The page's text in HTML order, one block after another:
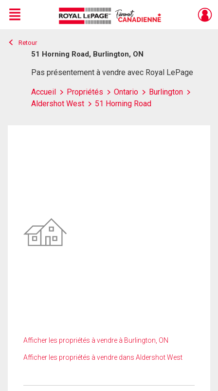
Live
En Direct
Menu
Retour
51 Horning Road, Burlington, ON
Pas présentement à vendre avec Royal LePage
Accueil Propriétés Ontario
Burlington
Aldershot West
51 Horning Road
Afficher les propriétés à vendre à Burlington, ON
Afficher les propriétés à vendre dans Aldershot West